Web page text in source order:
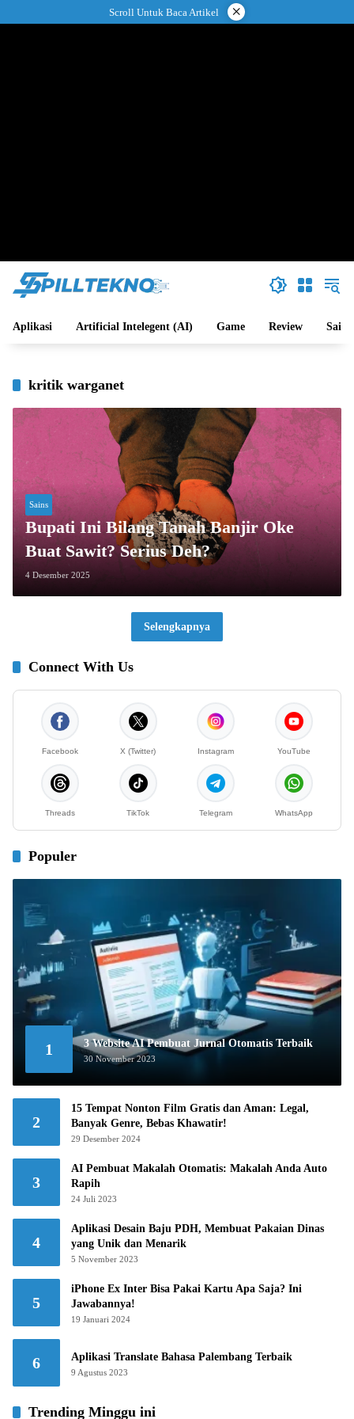
ke
Scroll Untuk Baca Artikel ×
Aplikasi Artificial Intelegent (AI) Game Review Sains
kritik warganet
Sains
Bupati Ini Bilang Tanah Banjir Oke
Buat Sawit? Serius Deh?
4 Desember 2025
Selengkapnya
Connect With Us
Facebook X (Twitter) Instagram YouTube
Threads TikTok Telegram WhatsApp
Populer
1 3 Website AI Pembuat Jurnal Otomatis Terbaik
30 November 2023
2
15 Tempat Nonton Film Gratis dan Aman: Legal,
Banyak Genre, Bebas Khawatir!
29 Desember 2024
3
AI Pembuat Makalah Otomatis: Makalah Anda Auto
Rapih
24 Juli 2023
4
Aplikasi Desain Baju PDH, Membuat Pakaian Dinas
yang Unik dan Menarik
5 November 2023
5
iPhone Ex Inter Bisa Pakai Kartu Apa Saja? Ini
Jawabannya!
19 Januari 2024
6 Aplikasi Translate Bahasa Palembang Terbaik
9 Agustus 2023
Trending Minggu ini